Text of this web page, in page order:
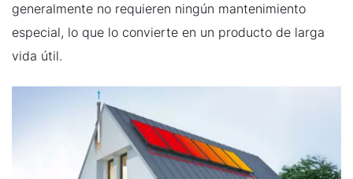
generalmente no requieren ningún mantenimiento
especial, lo que lo convierte en un producto de larga
vida útil.